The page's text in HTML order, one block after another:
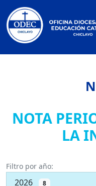
NOTA
LA
Filtro por año:
2026 8